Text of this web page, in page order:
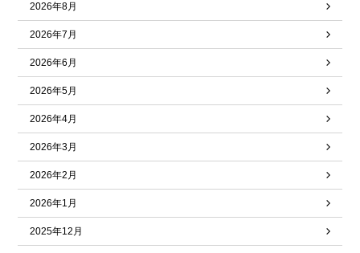
2026年8月
2026年7月
2026年6月
2026年5月
2026年4月
2026年3月
2026年2月
2026年1月
2025年12月